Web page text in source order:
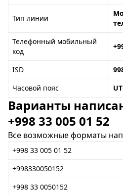
Тип линии
Телефонный мобильный
код
ISD
Часовой пояс
Варианты
+998 33 005 01 52
Все возможные форматы
+998 33 005 01 52
+998330050152
+998 33 0050152